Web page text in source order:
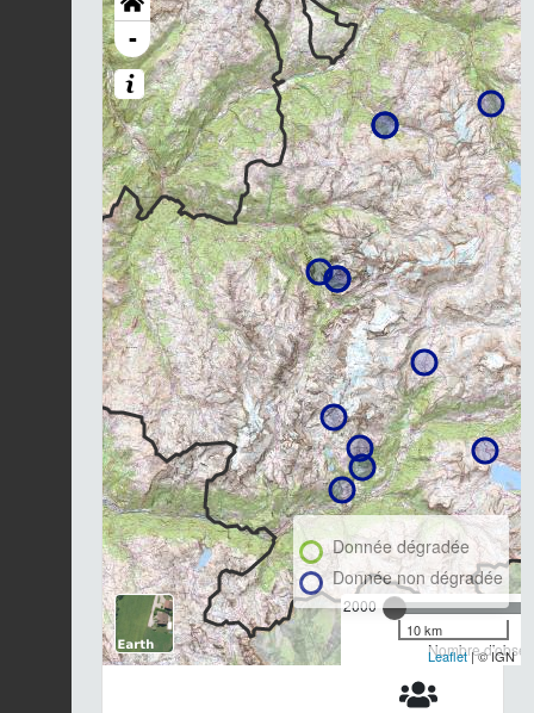
-
2000
Nombre
Donnée dégradée
Donnée non dégradée
10 km
Leaflet| © IGN